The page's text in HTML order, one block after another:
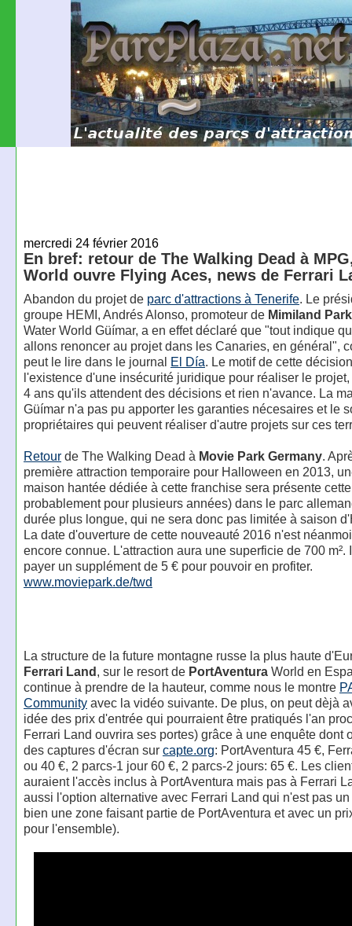
mercredi 24 février 2016
En bref: retour de The Walking Dead à
World ouvre Flying Aces, news de Ferrari
Abandon du projet de parc d'attractions à Tenerife. Le
groupe HEMI, Andrés Alonso, promoteur de Mimiland Park
Water World Güímar, a en effet déclaré que "tout indique
allons renoncer au projet dans les Canaries, en général",
peut le lire dans le journal El Día. Le motif de cette
l'existence d'une insécurité juridique pour réaliser le
4 ans qu'ils attendent des décisions et rien n'avance. La
Güímar n'a pas pu apporter les garanties nécesaires et le
propriétaires qui peuvent réaliser d'autre projets sur ces
Retourde The Walking Dead à Movie Park Germany.
première attraction temporaire pour Halloween en 2013,
maison hantée dédiée à cette franchise sera présente
probablement pour plusieurs années) dans le parc
durée plus longue, qui ne sera donc pas limitée à saison
La date d'ouverture de cette nouveauté 2016 n'est
encore connue. L'attraction aura une superficie de 700 m².
payer un supplément de 5 € pour pouvoir en profiter.
www.moviepark.de/twd
La structure de la future montagne russe la plus haute
Ferrari Land, sur le resort de PortAventuraWorld en
continue à prendre de la hauteur, comme nous le montre
Communityavec la vidéo suivante. De plus, on peut dèjà
idée des prix d'entrée qui pourraient être pratiqués l'an
Ferrari Land ouvrira ses portes) grâce à une enquête dont
des captures d'écran sur capte.org: PortAventura 45 €,
ou 40 €, 2 parcs-1 jour 60 €, 2 parcs-2 jours: 65 €. Les
auraient l'accès inclus à PortAventura mais pas à Ferrari
aussi l'option alternative avec Ferrari Land qui n'est pas
bien une zone faisant partie de PortAventura et avec un
pour l'ensemble).